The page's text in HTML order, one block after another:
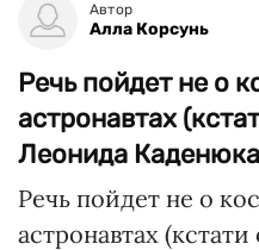
Автор
Алла Корсунь
Речь пойдет не о
астронавтах
Леонида
Речь пойдет не о
астронавтах